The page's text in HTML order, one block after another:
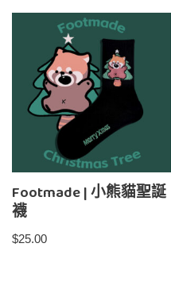
Footmade | 小熊貓聖誕
襪
$25.00